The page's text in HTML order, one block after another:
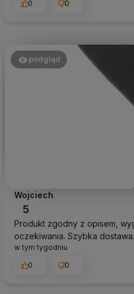
0
0
podgląd
Wojciech
5
Produkt zgodny z opisem,
oczekiwania. Szybka
w tym tygodniu
0
0